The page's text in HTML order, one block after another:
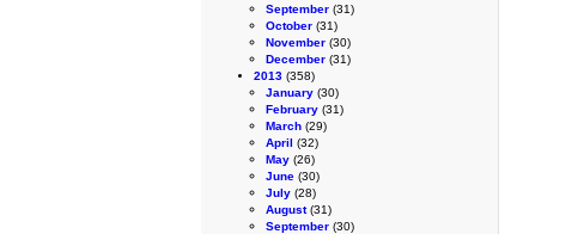
September (31)
October (31)
November (30)
December (31)
2013 (358)
January (30)
February (31)
March (29)
April (32)
May (26)
June (30)
July (28)
August(31)
September (30)